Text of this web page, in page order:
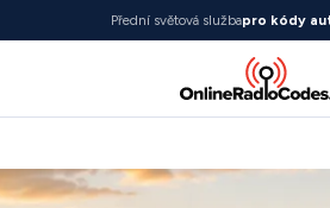
Přední světová službapro kódy